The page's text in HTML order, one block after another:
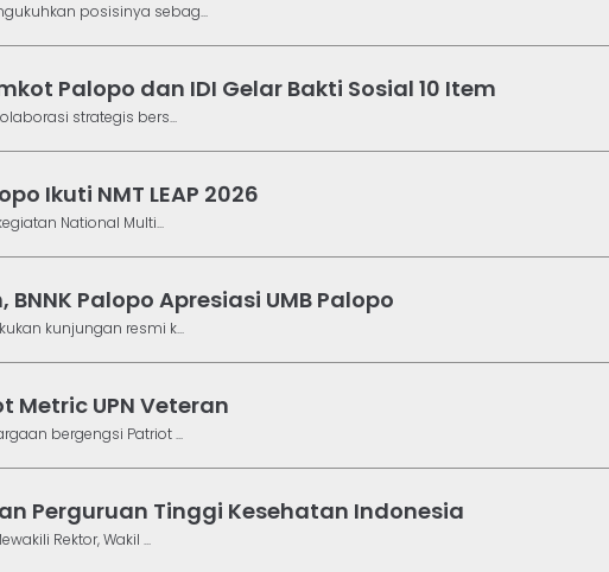
posisinya sebag...
Palopo dan IDI Gelar Bakti Sosial 10 Item
strategis bers...
Ikuti NMT LEAP 2026
National Multi...
Palopo Apresiasi UMB Palopo
kunjungan resmi k...
Metric UPN Veteran
bergengsi Patriot ...
Perguruan Tinggi Kesehatan Indonesia
Rektor, Wakil ...